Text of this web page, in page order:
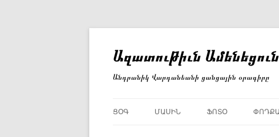
Ազատութիւն Ամենեցուն
Անդրանիկ Վարդանեանի ցանցային օրագիրը
ՑՕԳ ՄԱՍԻՆ ՖՈՏՕ